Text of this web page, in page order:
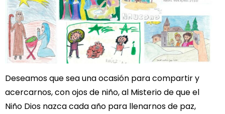
Deseamos que sea una ocasión para compartir y
acercarnos, con ojos de niño, al Misterio de que el
Niño Dios nazca cada año para llenarnos de paz,